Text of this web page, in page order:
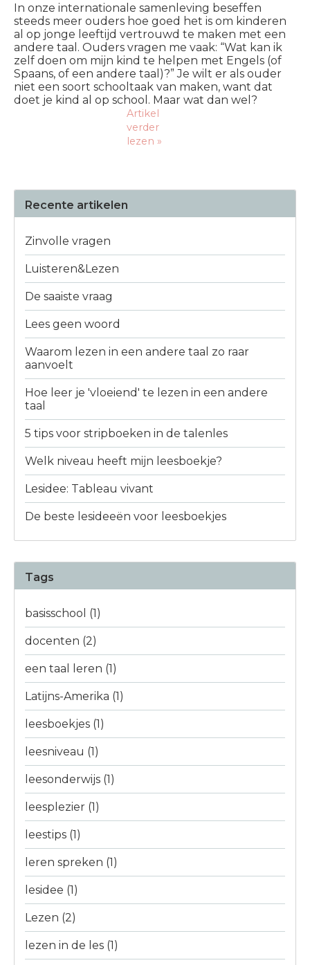
In onze internationale samenleving beseffen
steeds meer ouders hoe goed het is om kinderen
al op jonge leeftijd vertrouwd te maken met een
andere taal. Ouders vragen me vaak: “Wat kan ik
zelf doen om mijn kind te helpen met Engels (of
Spaans, of een andere taal)?” Je wilt er als ouder
niet een soort schooltaak van maken, want dat
doet je kind al op school. Maar wat dan wel?
Artikel
verder
lezen »
Recente artikelen
Zinvolle vragen
Luisteren&Lezen
De saaiste vraag
Lees geen woord
Waarom lezen in een andere taal zo raar
aanvoelt
Hoe leer je 'vloeiend' te lezen in een andere
taal
5 tips voor stripboeken in de talenles
Welk niveau heeft mijn leesboekje?
Lesidee: Tableau vivant
De beste lesideeën voor leesboekjes
Tags
basisschool (1)
docenten (2)
een taal leren (1)
Latijns-Amerika (1)
leesboekjes (1)
leesniveau (1)
leesonderwijs (1)
leesplezier (1)
leestips (1)
leren spreken (1)
lesidee (1)
Lezen (2)
lezen in de les (1)